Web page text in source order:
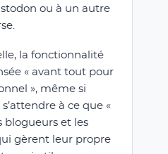
ou à un autre
la fonctionnalité
« avant tout pour
», même si
à ce que «
blogueurs et les
gèrent leur propre